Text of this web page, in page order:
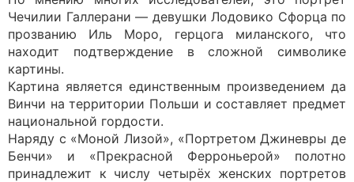
Чечилии Галлерани — девушки Лодовико Сфорца по
прозванию Иль Моро, герцога миланского, что
находит подтверждение в сложной символике
картины.
Картина является единственным произведением да
Винчи на территории Польши и составляет предмет
национальной гордости.
Наряду с «Моной Лизой», «Портретом Джиневры де
Бенчи» и «Прекрасной Ферроньерой» полотно
принадлежит к числу четырёх женских портретов